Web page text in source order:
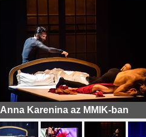
Anna Karenina az MMIK-ban